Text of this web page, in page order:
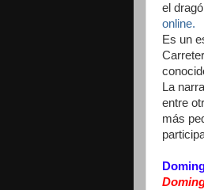
el
online.
Es un
La
entre
más